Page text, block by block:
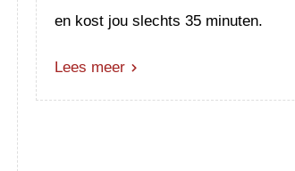
en kost jou slechts 35 minuten.
Lees meer